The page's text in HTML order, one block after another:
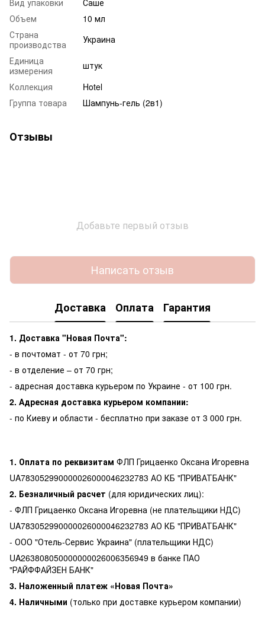
Объем
10 мл
Страна
производства
Украина
Единица
измерения
штук
Коллекция
Hotel
Группа товара
Шампунь-гель (2в1)
Отзывы
Добавьте первый отзыв
Написать отзыв
Доставка Оплата Гарантия
1. Доставка "Новая Почта":
- в почтомат - от 70 грн;
- в отделение – от 70 грн;
- адресная доставка курьером по Украине - от 100 грн.
2. Адресная доставка курьером компании:
- по Киеву и области - бесплатно при заказе от 3 000 грн.
1. Оплата по реквизитам ФЛП Грицаенко Оксана Игоревна
UA783052990000026000046232783 АО КБ "ПРИВАТБАНК"
2. Безналичный расчет (для юридических лиц):
- ФЛП Грицаенко Оксана Игоревна (не плательщики НДС)
UA783052990000026000046232783 АО КБ "ПРИВАТБАНК"
- ООО "Отель-Сервис Украина" (плательщики НДС)
UA263808050000000026006356949 в банке ПАО
"РАЙФФАЙЗЕН БАНК"
3. Наложенный платеж «Новая Почта»
4. Наличными (только при доставке курьером компании)